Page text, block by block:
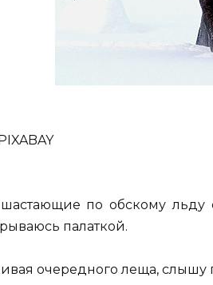
по обскому
палаткой.
очередного леща,